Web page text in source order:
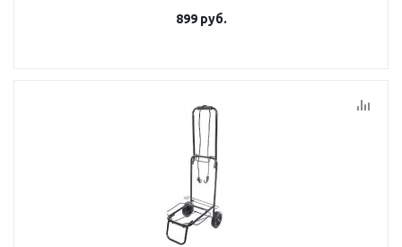
899 руб.